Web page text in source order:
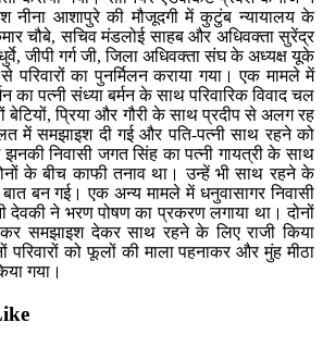
नीना आशापुरे की मौजूदगी में कुटुंब न्यायालय के
चौबे, सचिव मंडलोई साहब और अधिवक्ता सुरेंद्र
जीपी गर्ग जी, जिला अधिवक्ता संघ के अध्यक्ष यूके
परिवारों का पुनर्मिलन कराया गया। एक मामले में
का पत्नी संध्या बर्मन के साथ परिवारिक विवाद चल
बेटियों, प्रिया और गौरी के साथ प्रदीप से अलग रह
में समझाइश दी गई और पति-पत्नी साथ रहने को
झनकी निवासी जगत सिंह का पत्नी गायत्री के साथ
के बीच काफी तनाव था। उन्हें भी साथ रहने के
बन गई। एक अन्य मामले में धनुवासागर निवासी
देवकी ने भरण पोषण का प्रकरण लगाया था। दोनों
समझाइश देकर साथ रहने के लिए राजी किया
परिवारों को फूलों की माला पहनाकर और मुंह मीठा
गया।